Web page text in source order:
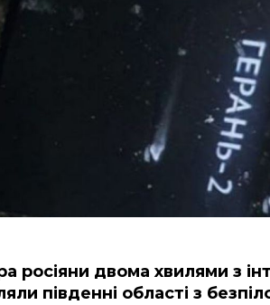
росіяни двома хвилями з
південні області з